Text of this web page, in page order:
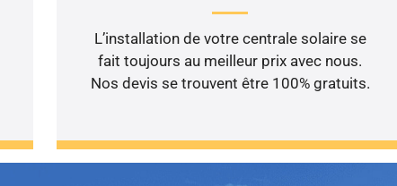
L’installation de votre centrale solaire se
fait toujours au meilleur prix avec nous.
Nos devis se trouvent être 100% gratuits.